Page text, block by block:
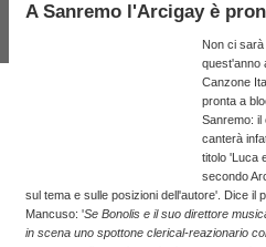
A Sanremo l'Arcigay è
Non ci
quest'anno
Canzone
pronta a
Sanremo: il
canterà
titolo 'Luca
secondo
sul tema e sulle posizioni dell'autore'. Dice il
Mancuso: 'Se Bonolis e il suo direttore
in scena uno spottone clerical-reazionario